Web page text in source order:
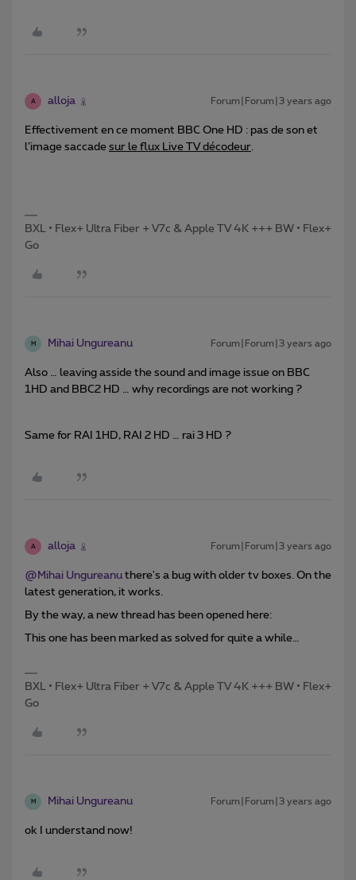
A alloja Forum|Forum|3 years ago
Effectivement en ce moment BBC One HD : pas de son et
l’image saccade sur le flux Live TV décodeur.
BXL • Flex+ Ultra Fiber + V7c & Apple TV 4K +++ BW • Flex+
Go
M Mihai Ungureanu Forum|Forum|3 years ago
Also … leaving asside the sound and image issue on BBC
1HD and BBC2 HD … why recordings are not working ?
Same for RAI 1HD, RAI 2 HD … rai 3 HD ?
A alloja Forum|Forum|3 years ago
@Mihai Ungureanuthere's a bug with older tv boxes. On the
latest generation, it works.
By the way, a new thread has been opened here:
This one has been marked as solved for quite a while…
BXL • Flex+ Ultra Fiber + V7c & Apple TV 4K +++ BW • Flex+
Go
M Mihai Ungureanu Forum|Forum|3 years ago
ok I understand now!